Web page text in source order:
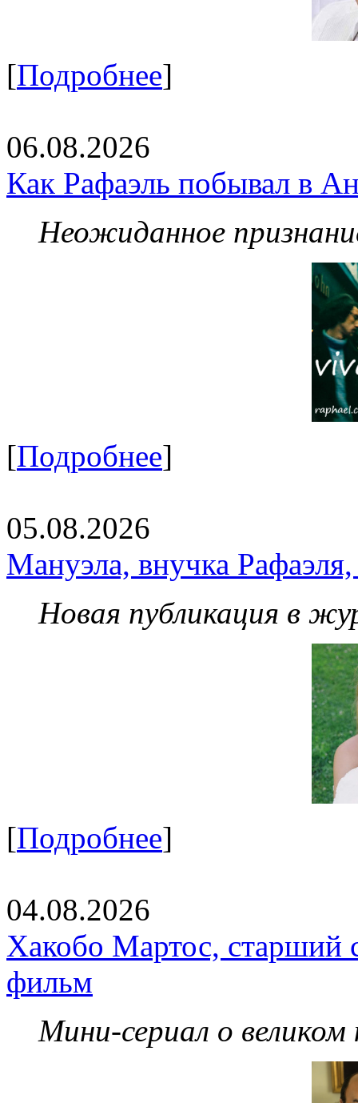
[Подробнее]
06.08.2026
Как Рафаэль побывал в
Неожиданное
[Подробнее]
05.08.2026
Мануэла, внучка
Новая публикация в
[Подробнее]
04.08.2026
Хакобо Мартос, старший
фильм
Мини-сериал о великом